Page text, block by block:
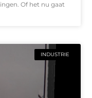
Of het nu gaat
INDUSTRIE